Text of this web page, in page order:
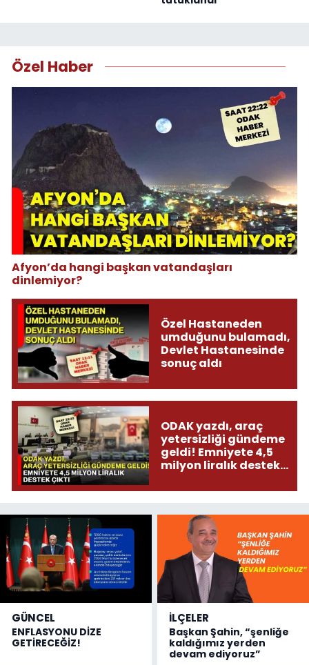
Özel Haber
Afyon’da hangi başkan vatandaşları
dinlemiyor?
Özel Hastaneden
umduğunu bulamadı,
Devlet Hastanesinde
sonuç aldı
ODAK yazdı, araç
yetersizliği gündeme
geldi! Emniyete 4,5
milyon liralık destek
GÜNCEL
ENFLASYONU DİZE
GETİRECEĞİZ!
İLÇELER
Başkan Şahin, “şenliğe
kaldığımız yerden
devam ediyoruz”